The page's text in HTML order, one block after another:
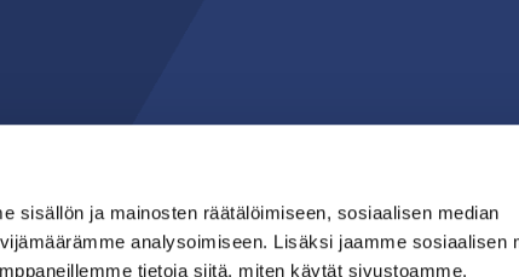
sisällön ja mainosten räätälöimiseen, sosiaalisen median
analysoimiseen. Lisäksi jaamme sosiaalisen
tietoja siitä, miten käytät sivustoamme.